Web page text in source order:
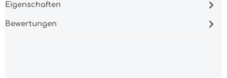
Eigenschaften
Bewertungen